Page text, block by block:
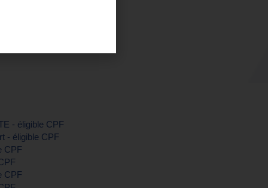
- éligible CPF
- éligible CPF
CPF
CPF